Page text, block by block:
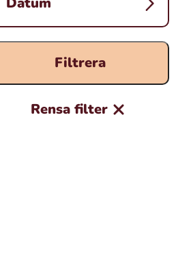
Filtrera
Rensa filter